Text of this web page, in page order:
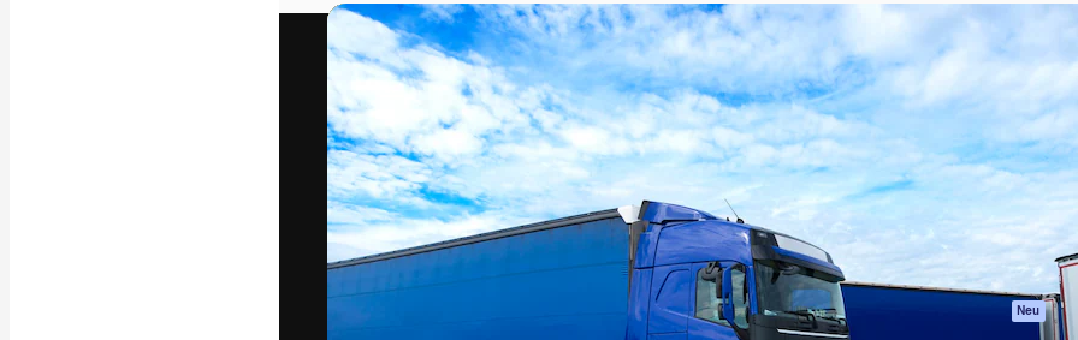
Videos
Filmmaterial
Motion Graphics
Videovorlagen
Icons
3D-Modelle
Schriftarten
Die kreative Plattform, um deine beste
Arbeit zu verwirklichen. Mehr als 1 Million
Abonnenten unter Kreativen, Unternehmen,
Agenturen und Studios.
Produkte
Spaces
KI-Assistent
KI-Bildgenerator
KI-Videogenerator
KI-
Stimmengenerator
Loslegen
Academy
Dokumentation
Support
AGB
Neu